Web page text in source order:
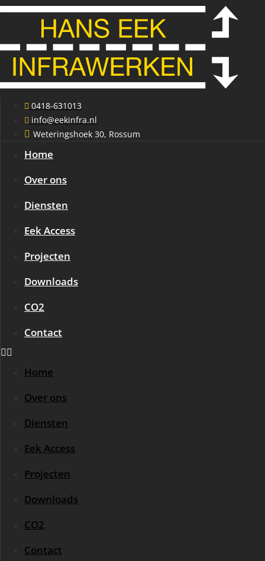
Ga
inhoud
0418-631013
info@eekinfra.nl
Weteringshoek 30, Rossum
Home
Over ons
Diensten
Eek Access
Projecten
Downloads
CO2
Contact
Home
Over ons
Diensten
Eek Access
Projecten
Downloads
CO2
Contact